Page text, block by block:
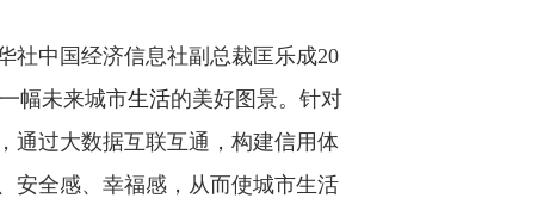
社中国经济信息社副总裁匡乐成20
幅未来城市生活的美好图景。针对
通过大数据互联互通，构建信用体
安全感、幸福感，从而使城市生活